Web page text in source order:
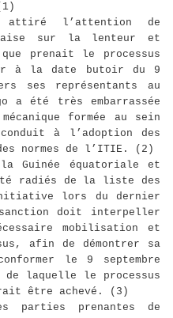
attiré l’attention de
sur la lenteur et
que prenait le processus
à la date butoir du 9
ses représentants au
a été très embarrassée
formée au sein
à l’adoption des
normes de l’ITIE. (2)
la Guinée équatoriale et
radiés de la liste des
lors du dernier
doit interpeller
mobilisation et
afin de démontrer sa
le 9 septembre
de laquelle le processus
être achevé. (3)
parties prenantes de